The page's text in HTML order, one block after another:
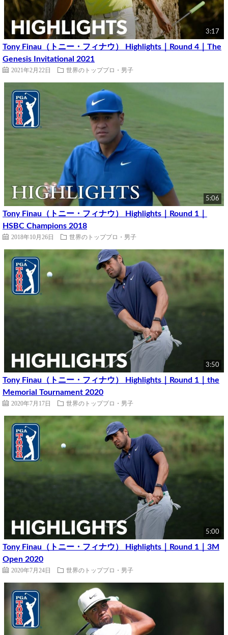
3:17
Tony Finau（トニー・フィナウ） Highlights｜Round 4｜The
Genesis Invitational 2021
2021年2月22日 世界のトッププロ・男子
5:06
Tony Finau（トニー・フィナウ） Highlights｜Round 1｜
HSBC Champions 2018
2018年10月26日 世界のトッププロ・男子
3:50
Tony Finau（トニー・フィナウ） Highlights｜Round 1｜the
Memorial Tournament 2020
2020年7月17日 世界のトッププロ・男子
5:00
Tony Finau（トニー・フィナウ） Highlights｜Round 1｜3M
Open 2020
2020年7月24日 世界のトッププロ・男子